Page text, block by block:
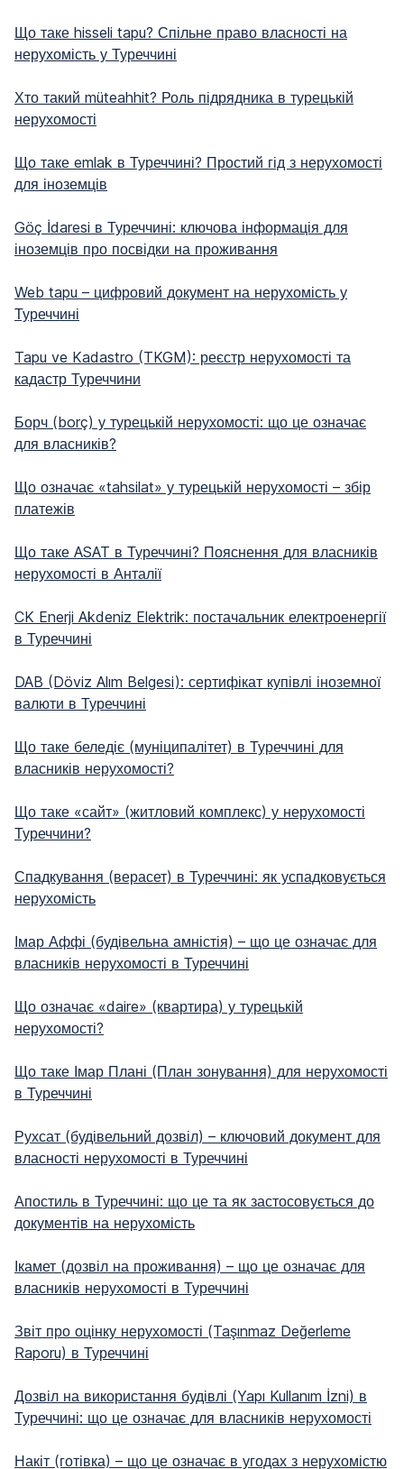
Що таке hisseli tapu? Спільне право власності на
нерухомість у Туреччині
Хто такий müteahhit? Роль підрядника в турецькій
нерухомості
Що таке emlak в Туреччині? Простий гід з нерухомості
для іноземців
Göç İdaresi в Туреччині: ключова інформація для
іноземців про посвідки на проживання
Web tapu – цифровий документ на нерухомість у
Туреччині
Tapu ve Kadastro (TKGM): реєстр нерухомості та
кадастр Туреччини
Борч (borç) у турецькій нерухомості: що це означає
для власників?
Що означає «tahsilat» у турецькій нерухомості – збір
платежів
Що таке ASAT в Туреччині? Пояснення для власників
нерухомості в Анталії
CK Enerji Akdeniz Elektrik: постачальник електроенергії
в Туреччині
DAB (Döviz Alım Belgesi): сертифікат купівлі іноземної
валюти в Туреччині
Що таке беледіє (муніципалітет) в Туреччині для
власників нерухомості?
Що таке «сайт» (житловий комплекс) у нерухомості
Туреччини?
Спадкування (верасет) в Туреччині: як успадковується
нерухомість
Імар Аффі (будівельна амністія) – що це означає для
власників нерухомості в Туреччині
Що означає «daire» (квартира) у турецькій
нерухомості?
Що таке Імар Плані (План зонування) для нерухомості
в Туреччині
Рухсат (будівельний дозвіл) – ключовий документ для
власності нерухомості в Туреччині
Апостиль в Туреччині: що це та як застосовується до
документів на нерухомість
Ікамет (дозвіл на проживання) – що це означає для
власників нерухомості в Туреччині
Звіт про оцінку нерухомості (Taşınmaz Değerleme
Raporu) в Туреччині
Дозвіл на використання будівлі (Yapı Kullanım İzni) в
Туреччині: що це означає для власників нерухомості
Накіт (готівка) – що це означає в угодах з нерухомістю